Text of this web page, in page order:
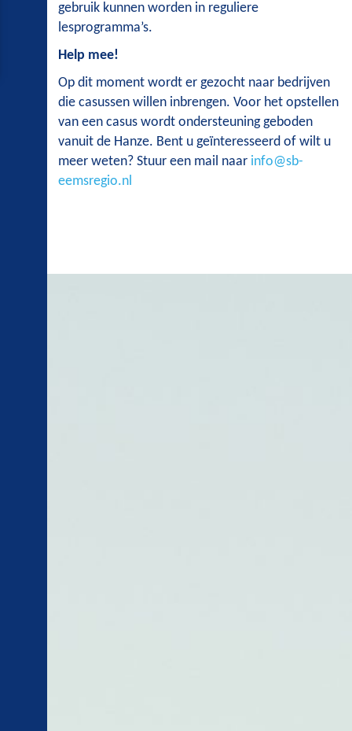
gebruik kunnen worden in reguliere
lesprogramma’s.
Help mee!
Op dit moment wordt er gezocht naar bedrijven
die casussen willen inbrengen. Voor het opstellen
van een casus wordt ondersteuning geboden
vanuit de Hanze. Bent u geïnteresseerd of wilt u
meer weten? Stuur een mail naar info@sb-
eemsregio.nl